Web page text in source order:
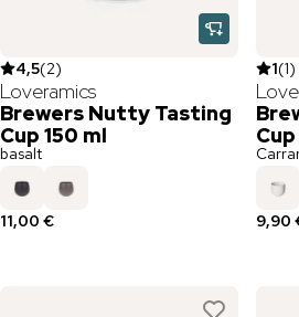
4,5(2)
Loveramics
Brewers Nutty Tasting
Cup 150 ml
basalt
11,00 €
1(1)
9,90